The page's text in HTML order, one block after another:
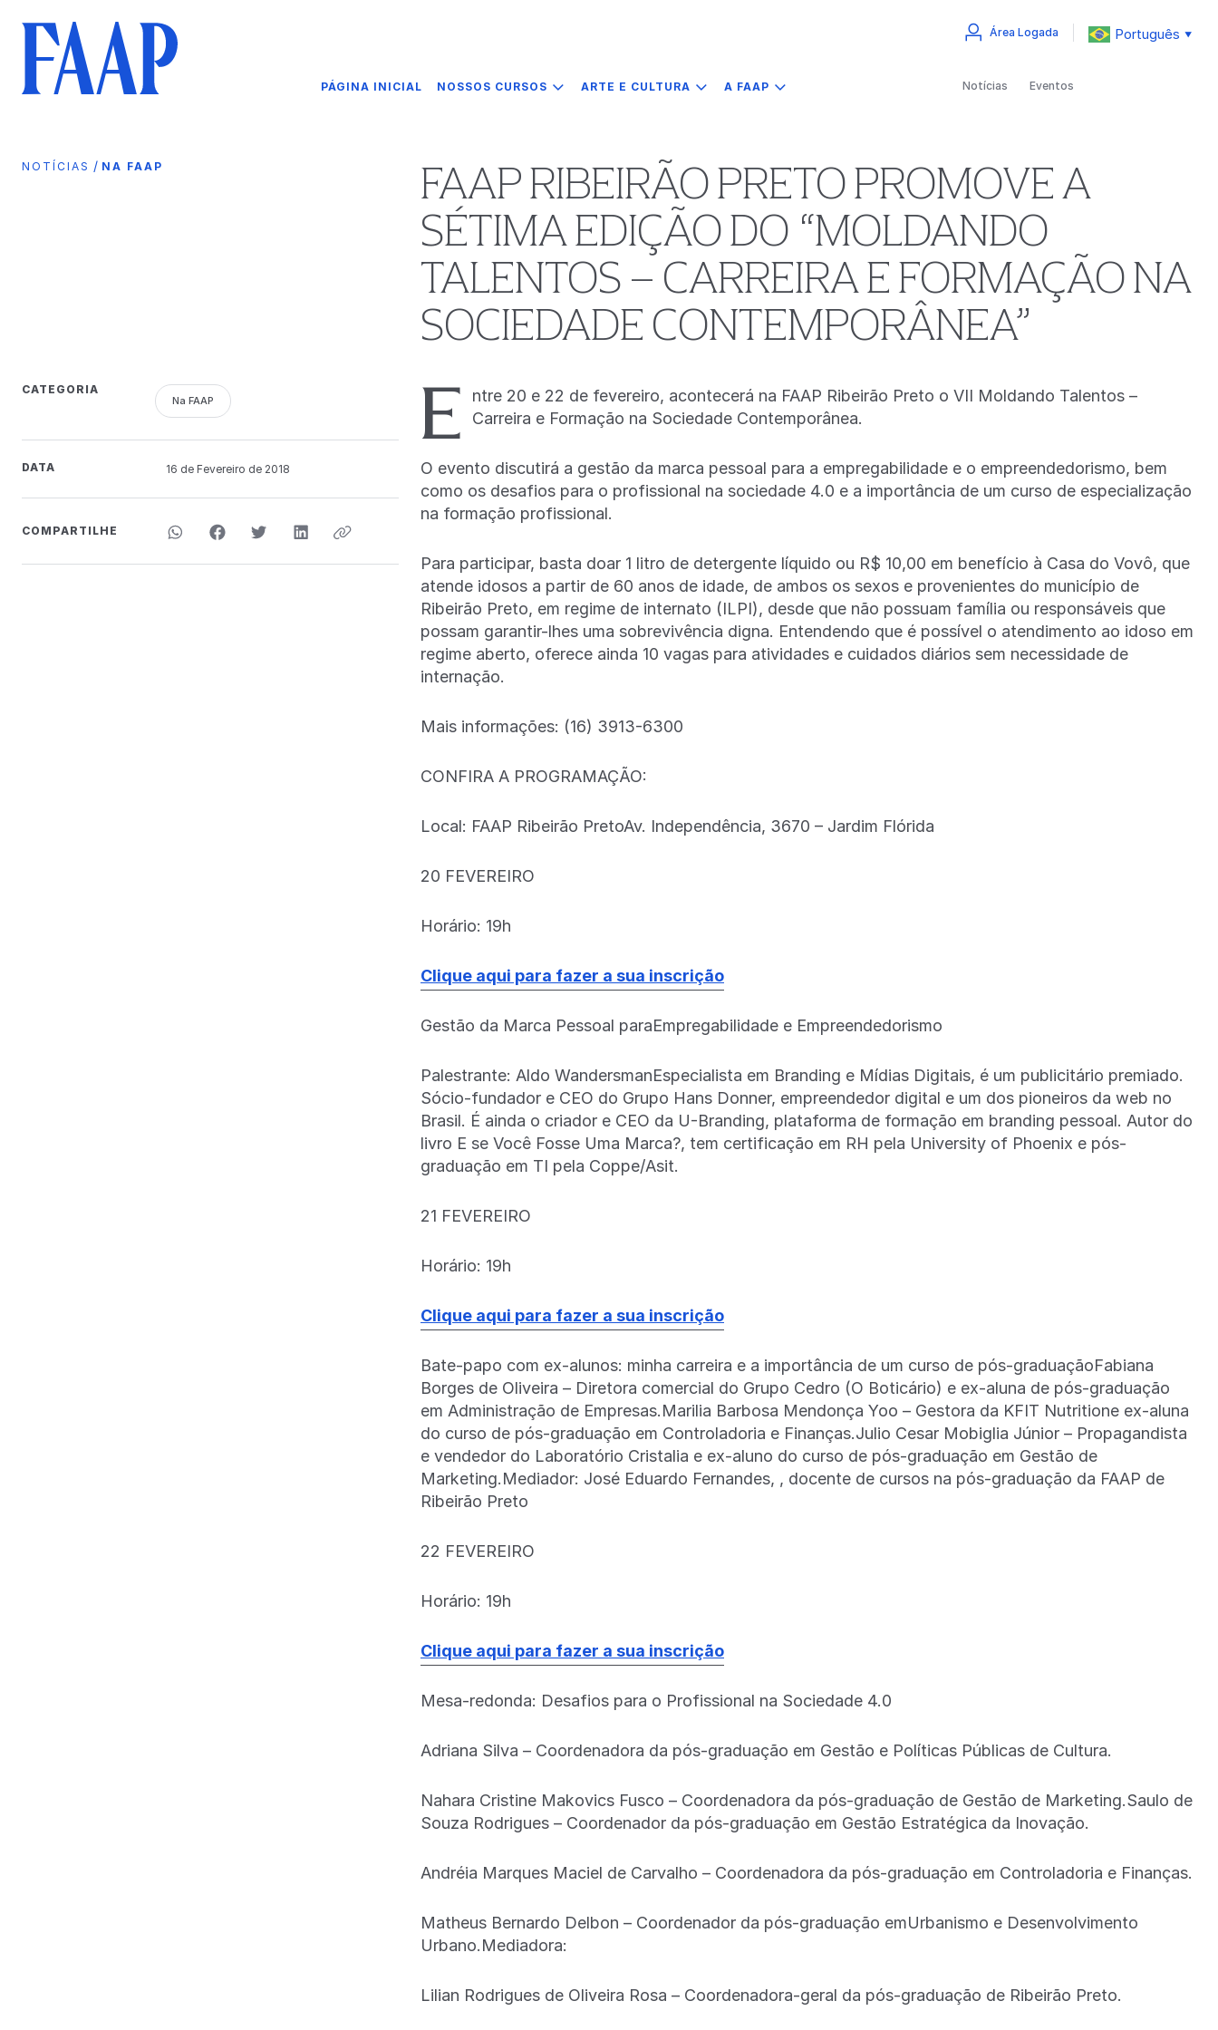
PÁGINA INICIAL NOSSOS CURSOS ARTE E CULTURA A FAAP
Área Logada Português ▼
Notícias Eventos
NOTÍCIAS / NA FAAP
FAAP RIBEIRÃO PRETO PROMOVE A
SÉTIMA EDIÇÃO DO “MOLDANDO
TALENTOS – CARREIRA E FORMAÇÃO NA
SOCIEDADE CONTEMPORÂNEA”
CATEGORIA
Na FAAP
DATA 16 de Fevereiro de 2018
COMPARTILHE
E
ntre 20 e 22 de fevereiro, acontecerá na FAAP Ribeirão Preto o VII Moldando Talentos –
Carreira e Formação na Sociedade Contemporânea.
O evento discutirá a gestão da marca pessoal para a empregabilidade e o empreendedorismo, bem
como os desafios para o profissional na sociedade 4.0 e a importância de um curso de especialização
na formação profissional.
Para participar, basta doar 1 litro de detergente líquido ou R$ 10,00 em benefício à Casa do Vovô, que
atende idosos a partir de 60 anos de idade, de ambos os sexos e provenientes do município de
Ribeirão Preto, em regime de internato (ILPI), desde que não possuam família ou responsáveis que
possam garantir-lhes uma sobrevivência digna. Entendendo que é possível o atendimento ao idoso em
regime aberto, oferece ainda 10 vagas para atividades e cuidados diários sem necessidade de
internação.
Mais informações: (16) 3913-6300
CONFIRA A PROGRAMAÇÃO:
Local: FAAP Ribeirão PretoAv. Independência, 3670 – Jardim Flórida
20 FEVEREIRO
Horário: 19h
Clique aqui para fazer a sua inscrição
Gestão da Marca Pessoal paraEmpregabilidade e Empreendedorismo
Palestrante: Aldo WandersmanEspecialista em Branding e Mídias Digitais, é um publicitário premiado.
Sócio-fundador e CEO do Grupo Hans Donner, empreendedor digital e um dos pioneiros da web no
Brasil. É ainda o criador e CEO da U-Branding, plataforma de formação em branding pessoal. Autor do
livro E se Você Fosse Uma Marca?, tem certificação em RH pela University of Phoenix e pós-
graduação em TI pela Coppe/Asit.
21 FEVEREIRO
Horário: 19h
Clique aqui para fazer a sua inscrição
Bate-papo com ex-alunos: minha carreira e a importância de um curso de pós-graduaçãoFabiana
Borges de Oliveira – Diretora comercial do Grupo Cedro (O Boticário) e ex-aluna de pós-graduação
em Administração de Empresas.Marilia Barbosa Mendonça Yoo – Gestora da KFIT Nutritione ex-aluna
do curso de pós-graduação em Controladoria e Finanças.Julio Cesar Mobiglia Júnior – Propagandista
e vendedor do Laboratório Cristalia e ex-aluno do curso de pós-graduação em Gestão de
Marketing.Mediador: José Eduardo Fernandes, , docente de cursos na pós-graduação da FAAP de
Ribeirão Preto
22 FEVEREIRO
Horário: 19h
Clique aqui para fazer a sua inscrição
Mesa-redonda: Desafios para o Profissional na Sociedade 4.0
Adriana Silva – Coordenadora da pós-graduação em Gestão e Políticas Públicas de Cultura.
Nahara Cristine Makovics Fusco – Coordenadora da pós-graduação de Gestão de Marketing.Saulo de
Souza Rodrigues – Coordenador da pós-graduação em Gestão Estratégica da Inovação.
Andréia Marques Maciel de Carvalho – Coordenadora da pós-graduação em Controladoria e Finanças.
Matheus Bernardo Delbon – Coordenador da pós-graduação emUrbanismo e Desenvolvimento
Urbano.Mediadora:
Lilian Rodrigues de Oliveira Rosa – Coordenadora-geral da pós-graduação de Ribeirão Preto.